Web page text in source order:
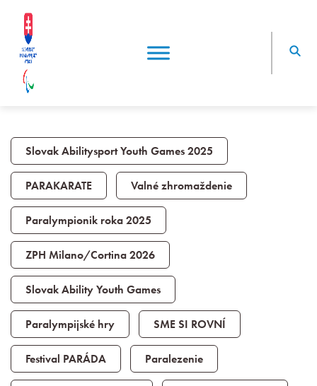
Slovak Abilitysport Youth Games 2025
PARAKARATE Valné zhromaždenie
Paralympionik roka 2025
ZPH Milano/Cortina 2026
Slovak Ability Youth Games
Paralympijské hry SME SI ROVNÍ
Festival PARÁDA Paralezenie